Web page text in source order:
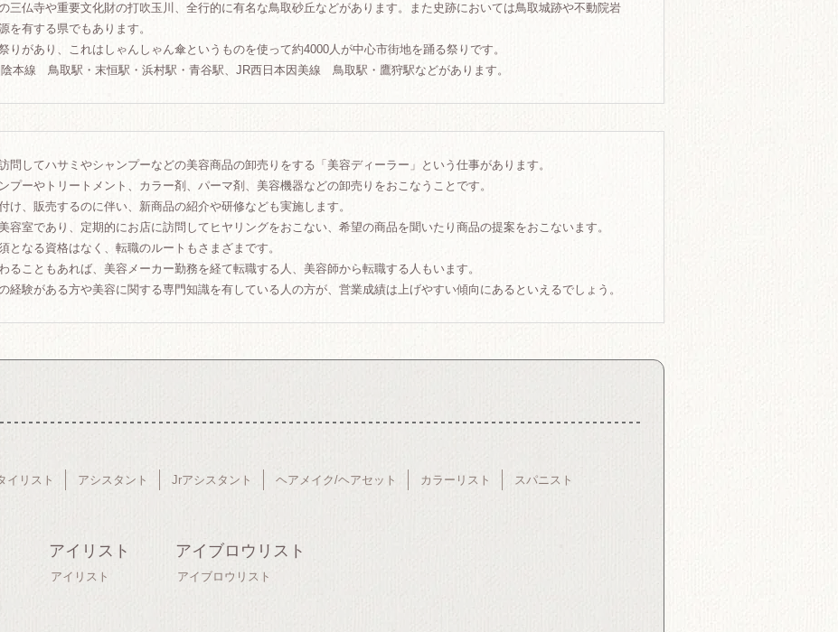
三仏寺や重要文化財の打吹玉川、全行的に有名な鳥取砂丘などがあります。また史跡においては鳥取城跡や不動院岩
を有する県でもあります。
りがあり、これはしゃんしゃん傘というものを使って約4000人が中心市街地を踊る祭りです。
本線 鳥取駅・末恒駅・浜村駅・青谷駅、JR西日本因美線 鳥取駅・鷹狩駅などがあります。
問してハサミやシャンプーなどの美容商品の卸売りをする「美容ディーラー」という仕事があります。
プーやトリートメント、カラー剤、パーマ剤、美容機器などの卸売りをおこなうことです。
け、販売するのに伴い、新商品の紹介や研修なども実施します。
容室であり、定期的にお店に訪問してヒヤリングをおこない、希望の商品を聞いたり商品の提案をおこないます。
となる資格はなく、転職のルートもさまざまです。
ることもあれば、美容メーカー勤務を経て転職する人、美容師から転職する人もいます。
経験がある方や美容に関する専門知識を有している人の方が、営業成績は上げやすい傾向にあるといえるでしょう。
イリスト アシスタント Jrアシスタント ヘアメイク/ヘアセット カラーリスト スパニスト
アイリスト
アイリスト
アイブロウリスト
アイブロウリスト